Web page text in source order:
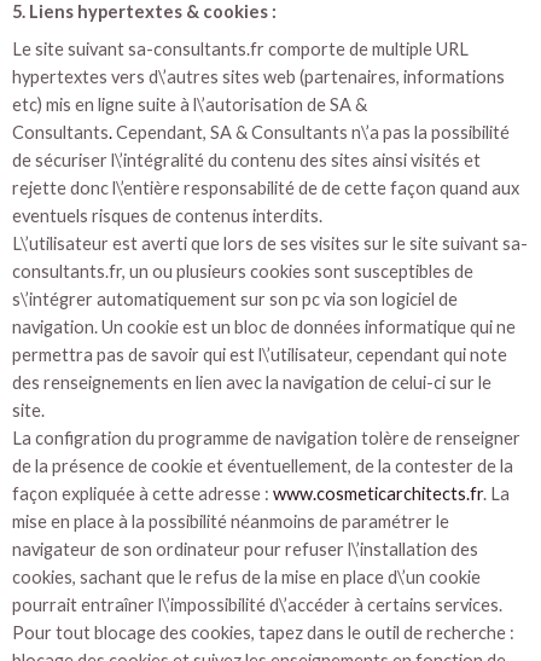
5. Liens hypertextes & cookies :
Le site suivant sa-consultants.fr comporte de multiple URL
hypertextes vers d\’autres sites web (partenaires, informations
etc) mis en ligne suite à l\’autorisation de SA &
Consultants.Cependant, SA & Consultants n\’a pas la possibilité
de sécuriser l\’intégralité du contenu des sites ainsi visités et
rejette donc l\’entière responsabilité de de cette façon quand aux
eventuels risques de contenus interdits.
L\’utilisateur est averti que lors de ses visites sur le site suivant sa-
consultants.fr, un ou plusieurs cookies sont susceptibles de
s\’intégrer automatiquement sur son pc via son logiciel de
navigation. Un cookie est un bloc de données informatique qui ne
permettra pas de savoir qui est l\’utilisateur, cependant qui note
des renseignements en lien avec la navigation de celui-ci sur le
site.
La configration du programme de navigation tolère de renseigner
de la présence de cookie et éventuellement, de la contester de la
façon expliquée à cette adresse : www.cosmeticarchitects.fr. La
mise en place à la possibilité néanmoins de paramétrer le
navigateur de son ordinateur pour refuser l\’installation des
cookies, sachant que le refus de la mise en place d\’un cookie
pourrait entraîner l\’impossibilité d\’accéder à certains services.
Pour tout blocage des cookies, tapez dans le outil de recherche :